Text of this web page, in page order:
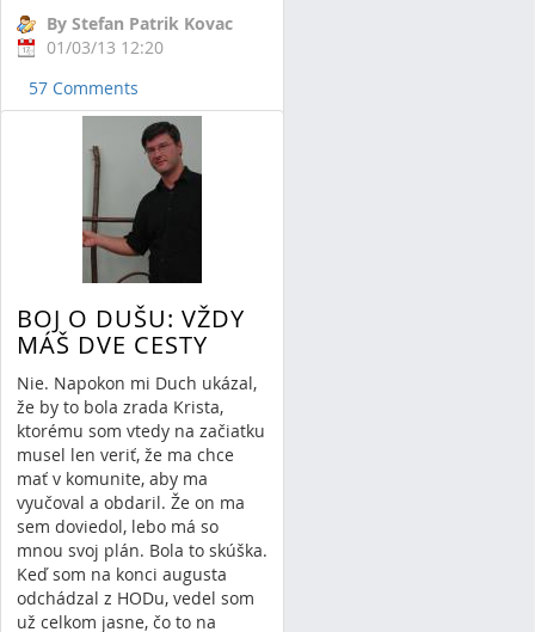
By Stefan Patrik Kovac
01/03/13 12:20
57 Comments
BOJ O DUŠU: VŽDY
MÁŠ DVE CESTY
Nie. Napokon mi Duch ukázal,
že by to bola zrada Krista,
ktorému som vtedy na začiatku
musel len veriť, že ma chce
mať v komunite, aby ma
vyučoval a obdaril. Že on ma
sem doviedol, lebo má so
mnou svoj plán. Bola to skúška.
Keď som na konci augusta
odchádzal z HODu, vedel som
už celkom jasne, čo to na